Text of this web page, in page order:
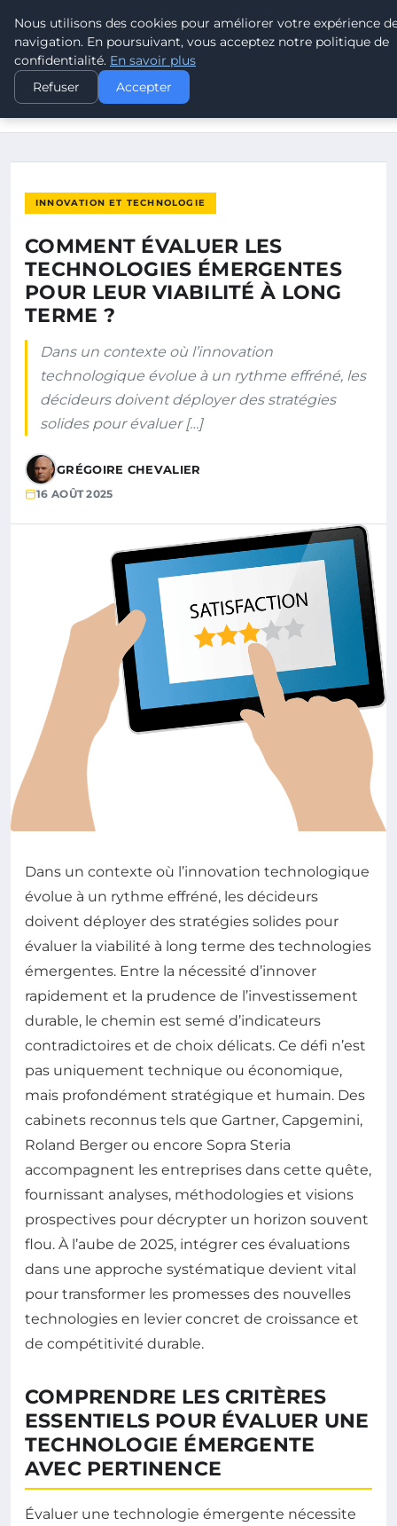
LEAD REVOLUTION
ACCUEIL
INNOVATION ET TECHNOLOGIE
COMMENT ÉVALUER LES TECHNOLOGIES ÉMERGENTES POUR
INNOVATION ET TECHNOLOGIE
COMMENT ÉVALUER LES
TECHNOLOGIES ÉMERGENTES
POUR LEUR VIABILITÉ À LONG
TERME ?
Dans un contexte où l’innovation
technologique évolue à un rythme effréné, les
décideurs doivent déployer des stratégies
solides pour évaluer […]
GRÉGOIRE CHEVALIER
16 AOÛT 2025
Dans un contexte où l’innovation technologique
évolue à un rythme effréné, les décideurs
doivent déployer des stratégies solides pour
évaluer la viabilité à long terme des technologies
émergentes. Entre la nécessité d’innover
rapidement et la prudence de l’investissement
durable, le chemin est semé d’indicateurs
contradictoires et de choix délicats. Ce défi n’est
pas uniquement technique ou économique,
mais profondément stratégique et humain. Des
cabinets reconnus tels que Gartner, Capgemini,
Roland Berger ou encore Sopra Steria
accompagnent les entreprises dans cette quête,
fournissant analyses, méthodologies et visions
prospectives pour décrypter un horizon souvent
flou. À l’aube de 2025, intégrer ces évaluations
dans une approche systématique devient vital
pour transformer les promesses des nouvelles
technologies en levier concret de croissance et
de compétitivité durable.
COMPRENDRE LES CRITÈRES
ESSENTIELS POUR ÉVALUER UNE
TECHNOLOGIE ÉMERGENTE
AVEC PERTINENCE
Évaluer une technologie émergente nécessite
Nous utilisons des cookies pour améliorer votre expérience
navigation. En poursuivant, vous acceptez notre politique de
confidentialité. En savoir plus
Refuser
Accepter